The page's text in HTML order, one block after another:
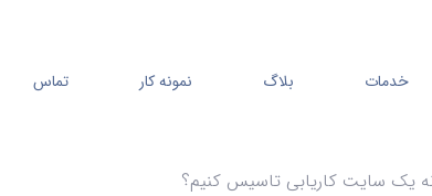
خدمات بلاگ نمونه کار تماس
یک سایت کاریابی تاسیس کنیم؟